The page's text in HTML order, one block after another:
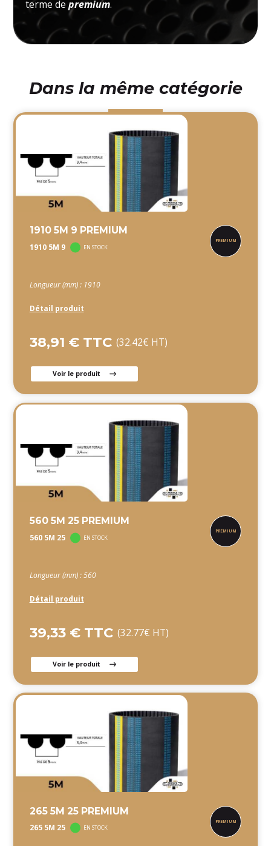
terme depremium.
Dans la même catégorie
1910 5M 9 PREMIUM
1910 5M 9 EN STOCK
Longueur (mm) : 1910
Détail produit
38,91 € TTC (32.42€ HT)
Voir le produit
560 5M 25 PREMIUM
560 5M 25 EN STOCK
Longueur (mm) : 560
Détail produit
39,33 € TTC (32.77€ HT)
Voir le produit
265 5M 25 PREMIUM
265 5M 25 EN STOCK